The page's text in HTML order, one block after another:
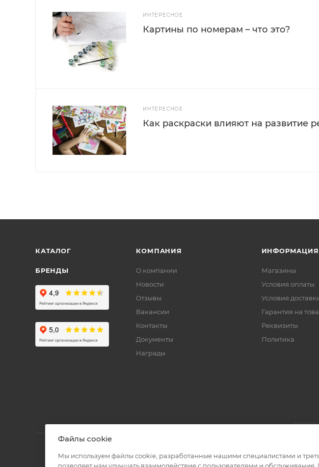
ИНТЕРЕСНОЕ
Картины по номерам – что это?
ИНТЕРЕСНОЕ
Как раскраски влияют на развитие
КАТАЛОГ
БРЕНДЫ
КОМПАНИЯ
О компании
Новости
Отзывы
Вакансии
Контакты
Документы
Награды
ИНФОРМАЦИЯ
Магазины
Условия оплаты
Условия
Гарантия на
Реквизиты
Политика
Файлы cookie
Мы используем файлы cookie, разработанные нашими специалистами и